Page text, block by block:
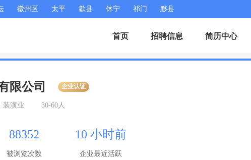
徽州区 太平 歙县 休宁 祁门 黟县
首页 招聘信息 简历中心
限公司 企业认证
装潢业 30-60人
88352
被浏览次数
10 小时前
企业最近活跃